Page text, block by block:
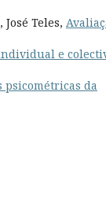
Teles,
e
psicométricas da